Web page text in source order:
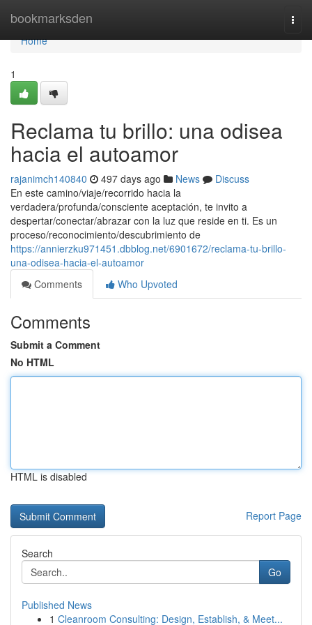
bookmarksden
Home
Home
1
Reclama tu brillo: una odisea
hacia el autoamor
rajanimch140840 497 days ago News
Discuss
En este camino/viaje/recorrido hacia la
verdadera/profunda/consciente aceptación, te invito a
despertar/conectar/abrazar con la luz que reside en ti. Es un
proceso/reconocimiento/descubrimiento de
https://annierzku971451.dbblog.net/6901672/reclama-tu-brillo-
una-odisea-hacia-el-autoamor
Comments
Who Upvoted
Comments
Submit a Comment
No HTML
HTML is disabled
Report Page
Search
Go
Published News
1 Cleanroom Consulting: Design, Establish, & Meet...